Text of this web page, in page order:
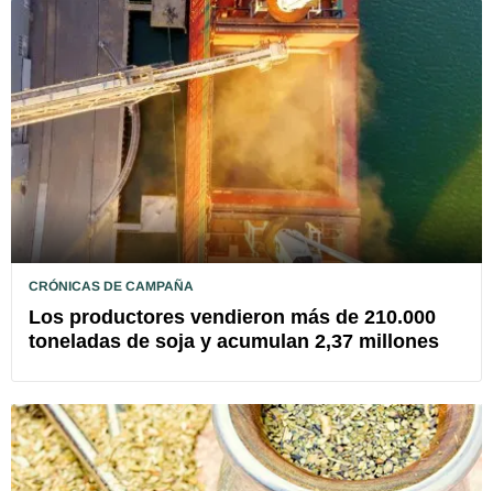
CRÓNICAS DE CAMPAÑA
Los productores vendieron más de 210.000
toneladas de soja y acumulan 2,37 millones